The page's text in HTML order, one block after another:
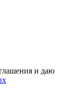
и даю